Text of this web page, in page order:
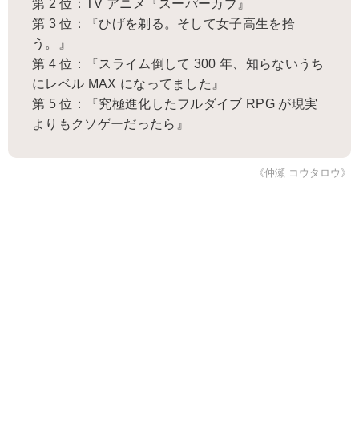
第 2 位：TV アニメ『スーパーカブ』
第 3 位：『ひげを剃る。そして女子高生を拾
う。』
第 4 位：『スライム倒して 300 年、知らないうち
にレベル MAX になってました』
第 5 位：『究極進化したフルダイブ RPG が現実
よりもクソゲーだったら』
《仲瀬 コウタロウ》